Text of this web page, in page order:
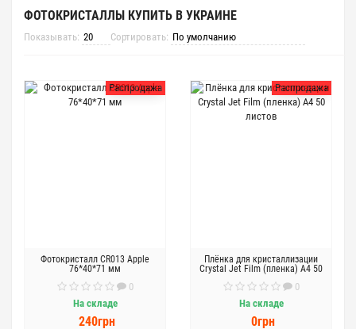
ФОТОКРИСТАЛЛЫ КУПИТЬ В УКРАИНЕ
Показывать: Сортировать:
Распродажа
Фотокристалл CR013 Apple
76*40*71 мм
0
На складе
240грн
Распродажа
Плёнка для кристаллизации
Crystal Jet Film (пленка) А4 50
0
На складе
0грн